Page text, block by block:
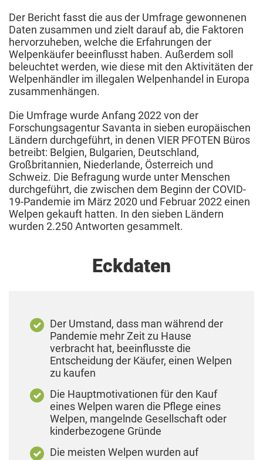
Der Bericht fasst die aus der Umfrage gewonnenen
Daten zusammen und zielt darauf ab, die Faktoren
hervorzuheben, welche die Erfahrungen der
Welpenkäufer beeinflusst haben. Außerdem soll
beleuchtet werden, wie diese mit den Aktivitäten der
Welpenhändler im illegalen Welpenhandel in Europa
zusammenhängen.
Die Umfrage wurde Anfang 2022 von der
Forschungsagentur Savanta in sieben europäischen
Ländern durchgeführt, in denen VIER PFOTEN Büros
betreibt: Belgien, Bulgarien, Deutschland,
Großbritannien, Niederlande, Österreich und
Schweiz. Die Befragung wurde unter Menschen
durchgeführt, die zwischen dem Beginn der COVID-
19-Pandemie im März 2020 und Februar 2022 einen
Welpen gekauft hatten. In den sieben Ländern
wurden 2.250 Antworten gesammelt.
Eckdaten
Der Umstand, dass man während der
Pandemie mehr Zeit zu Hause
verbracht hat, beeinflusste die
Entscheidung der Käufer, einen Welpen
zu kaufen
Die Hauptmotivationen für den Kauf
eines Welpen waren die Pflege eines
Welpen, mangelnde Gesellschaft oder
kinderbezogene Gründe
Die meisten Welpen wurden auf